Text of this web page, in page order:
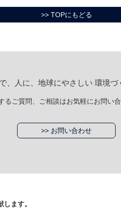
>> TOPにもどる
、人に、地球にやさしい 環境
るご質問、ご相談はお気軽にお問い合
>> お問い合わせ
ます。